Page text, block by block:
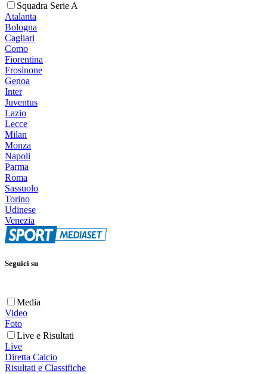
Squadra Serie A
Atalanta
Bologna
Cagliari
Como
Fiorentina
Frosinone
Genoa
Inter
Juventus
Lazio
Lecce
Milan
Monza
Napoli
Parma
Roma
Sassuolo
Torino
Udinese
Venezia
Seguici su
Media
Video
Foto
Live e Risultati
Live
Diretta Calcio
Risultati e Classifiche